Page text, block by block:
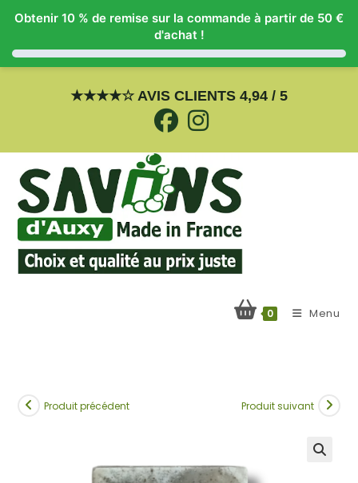
Obtenir 10 % de remise sur la commande à partir de 50 €
d'achat !
★★★★☆ AVIS CLIENTS 4,94 / 5
0 Menu
Produit précédent Produit suivant